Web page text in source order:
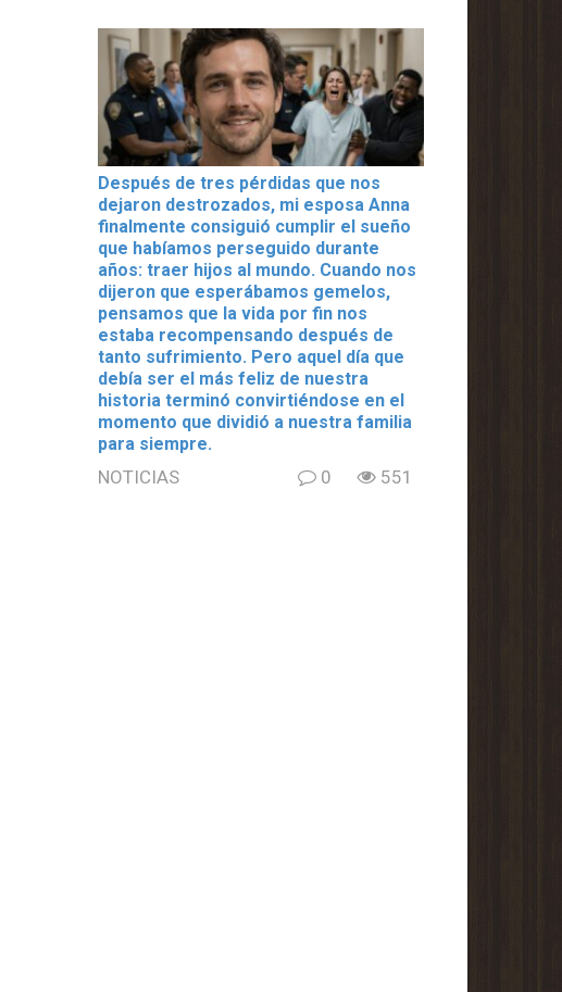
Después de tres pérdidas que nos
dejaron destrozados, mi esposa Anna
finalmente consiguió cumplir el sueño
que habíamos perseguido durante
años: traer hijos al mundo. Cuando nos
dijeron que esperábamos gemelos,
pensamos que la vida por fin nos
estaba recompensando después de
tanto sufrimiento. Pero aquel día que
debía ser el más feliz de nuestra
historia terminó convirtiéndose en el
momento que dividió a nuestra familia
para siempre.
NOTICIAS 0 551